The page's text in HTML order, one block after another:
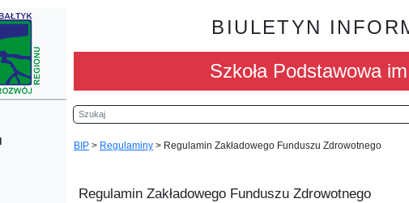
BIULETYN
Szkoła Podstawowa
Szukaj
BIP > Regulaminy > Regulamin Zakładowego Funduszu Zdrowotnego
Regulamin Zakładowego Funduszu Zdrowotnego